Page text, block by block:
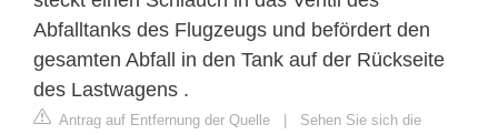
Abfalltanks des Flugzeugs und befördert den
gesamten Abfall in den Tank auf der Rückseite
des Lastwagens .
Antrag auf Entfernung der Quelle | Sehen Sie sich die